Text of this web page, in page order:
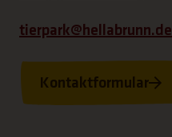
tierpark@hellabrunn.de
Kontaktformular